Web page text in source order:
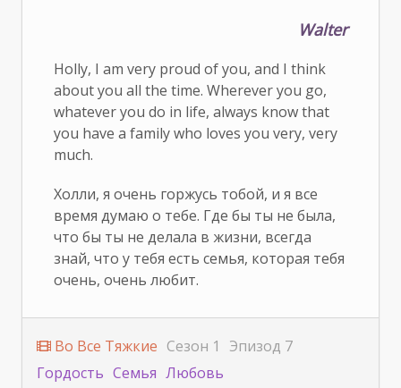
Walter
Holly, I am very proud of you, and I think
about you all the time. Wherever you go,
whatever you do in life, always know that
you have a family who loves you very, very
much.
Холли, я очень горжусь тобой, и я все
время думаю о тебе. Где бы ты не была,
что бы ты не делала в жизни, всегда
знай, что у тебя есть семья, которая тебя
очень, очень любит.
Во Все Тяжкие Сезон 1
Эпизод 7
Гордость Семья Любовь